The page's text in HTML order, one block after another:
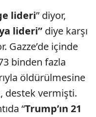
lideri” diyor,
lideri” diye karşı
Gazze’de içinde
binden fazla
öldürülmesine
destek vermişti.
“Trump’ın 21